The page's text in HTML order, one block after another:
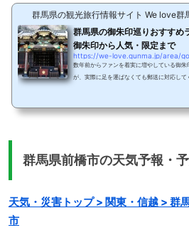
群馬県の観光旅行情報サイト We love群
群馬県の御朱印巡りおすすめ
御朱印から人気・限定まで
https://we-love.gunma.jp/area/
数年前からファンを着実に増やしている御
が、実際に足を運ばなくても郵送に対応して
なども変わることがあります。詳細は各施
群馬県前橋市の天気予報・
天気・災害トップ > 関東・信越 > 群
市